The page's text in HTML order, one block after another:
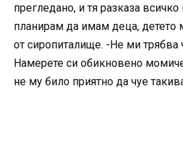
прегледано, и тя разказа
планирам да имам деца,
от сиропиталище. -Не ми трябва
Намерете си обикновено
не му било приятно да чуе